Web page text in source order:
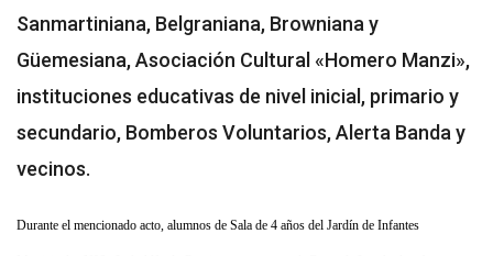
Sanmartiniana, Belgraniana, Browniana y
Güemesiana, Asociación Cultural «Homero Manzi»,
instituciones educativas de nivel inicial, primario y
secundario, Bomberos Voluntarios, Alerta Banda y
vecinos.
Durante el mencionado acto, alumnos de Sala de 4 años del Jardín de Infantes